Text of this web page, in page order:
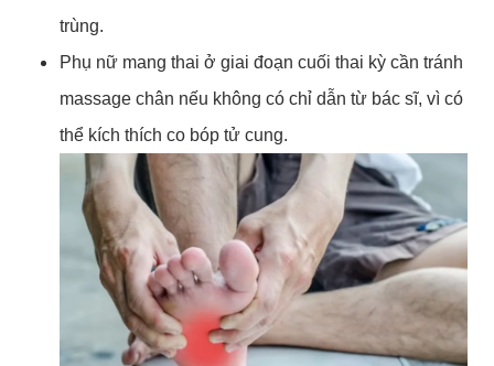
trùng.
Phụ nữ mang thai ở giai đoạn cuối thai kỳ cần tránh
massage chân nếu không có chỉ dẫn từ bác sĩ, vì có
thể kích thích co bóp tử cung.